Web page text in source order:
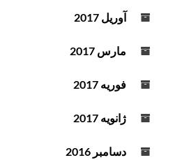
آوریل 2017
مارس 2017
فوریه 2017
ژانویه 2017
دسامبر 2016